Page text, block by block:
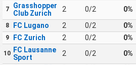
7
Grasshopper
Club Zurich
2 0/2 0%
8 FC Lugano 2 0/2 0%
9 FC Zurich 2 0/2 0%
10 FC Lausanne
Sport
2 0/2 0%